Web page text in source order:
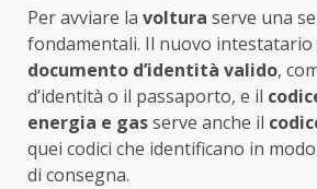
Per avviare la voltura serve una
fondamentali. Il nuovo
documento d’identità valido,
d’identità o il passaporto, e il
energia e gasserve anche il
quei codici che identificano in
di consegna.